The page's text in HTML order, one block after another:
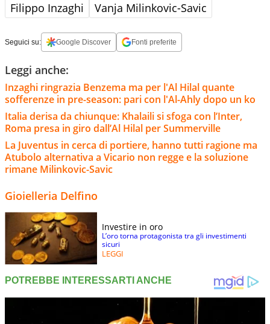
Filippo Inzaghi Vanja Milinkovic-Savic
Seguici su: Google Discover Fonti preferite
Leggi anche:
Inzaghi ringrazia Benzema ma per l'Al Hilal quante
sofferenze in pre-season: pari con l'Al-Ahly dopo un ko
Italia derisa da chiunque: Khalaili si sfoga con l’Inter,
Roma presa in giro dall’Al Hilal per Summerville
La Juventus in cerca di portiere, hanno tutti ragione ma
Atubolo alternativa a Vicario non regge e la soluzione
rimane Milinkovic-Savic
Gioielleria Delfino
Investire in oro
L’oro torna protagonista tra gli investimenti
sicuri
LEGGI